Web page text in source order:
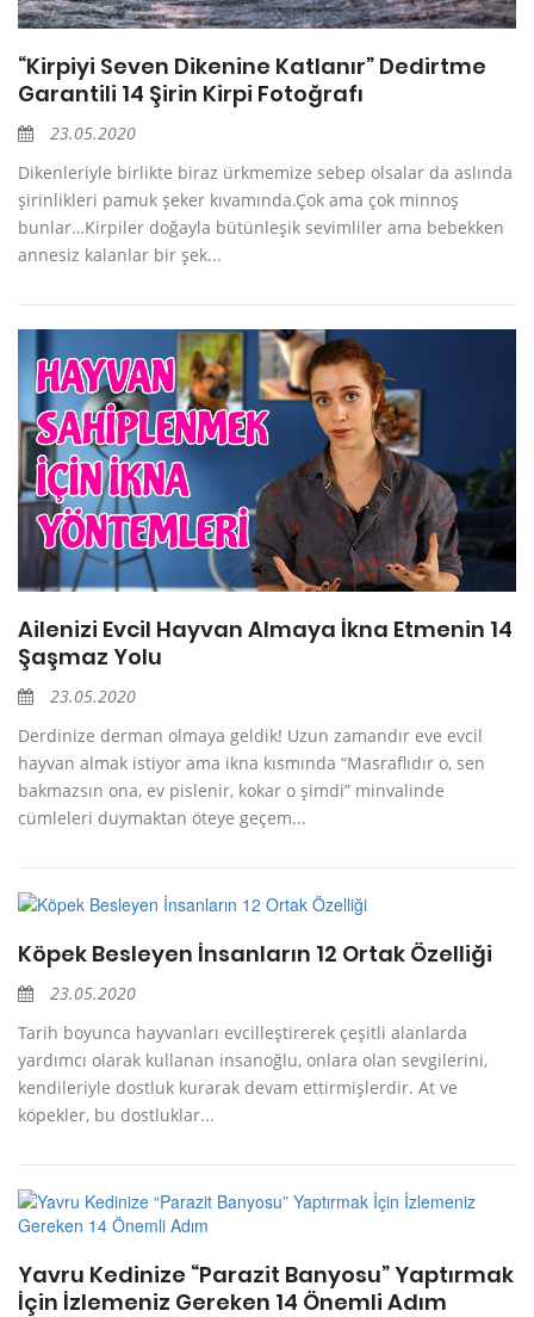
“Kirpiyi Seven Dikenine Katlanır” Dedirtme
Garantili 14 Şirin Kirpi Fotoğrafı
23.05.2020
Dikenleriyle birlikte biraz ürkmemize sebep olsalar da aslında
şirinlikleri pamuk şeker kıvamında.Çok ama çok minnoş
bunlar…Kirpiler doğayla bütünleşik sevimliler ama bebekken
annesiz kalanlar bir şek...
Ailenizi Evcil Hayvan Almaya İkna Etmenin 14
Şaşmaz Yolu
23.05.2020
Derdinize derman olmaya geldik! Uzun zamandır eve evcil
hayvan almak istiyor ama ikna kısmında “Masraflıdır o, sen
bakmazsın ona, ev pislenir, kokar o şimdi” minvalinde
cümleleri duymaktan öteye geçem...
Köpek Besleyen İnsanların 12 Ortak Özelliği
23.05.2020
Tarih boyunca hayvanları evcilleştirerek çeşitli alanlarda
yardımcı olarak kullanan insanoğlu, onlara olan sevgilerini,
kendileriyle dostluk kurarak devam ettirmişlerdir. At ve
köpekler, bu dostluklar...
Yavru Kedinize “Parazit Banyosu” Yaptırmak
İçin İzlemeniz Gereken 14 Önemli Adım